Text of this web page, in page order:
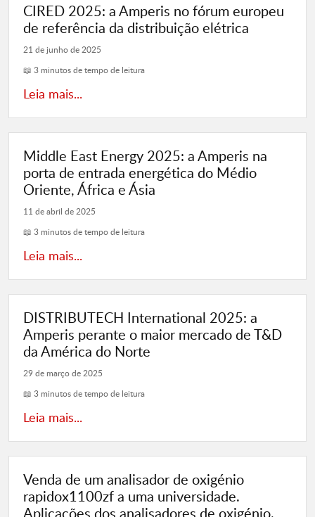
CIRED 2025: a Amperis no fórum europeu
de referência da distribuição elétrica
21 de junho de 2025
📖 3 minutos de tempo de leitura
Leia mais...
Middle East Energy 2025: a Amperis na
porta de entrada energética do Médio
Oriente, África e Ásia
11 de abril de 2025
📖 3 minutos de tempo de leitura
Leia mais...
DISTRIBUTECH International 2025: a
Amperis perante o maior mercado de T&D
da América do Norte
29 de março de 2025
📖 3 minutos de tempo de leitura
Leia mais...
Venda de um analisador de oxigénio
rapidox1100zf a uma universidade.
Aplicações dos analisadores de oxigénio.